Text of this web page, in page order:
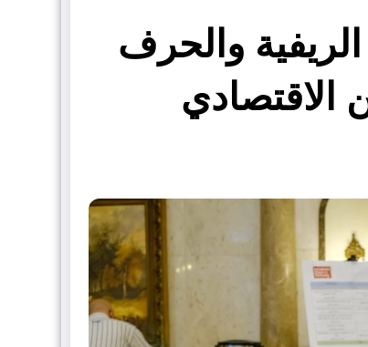
والحرف
الاقتصادي